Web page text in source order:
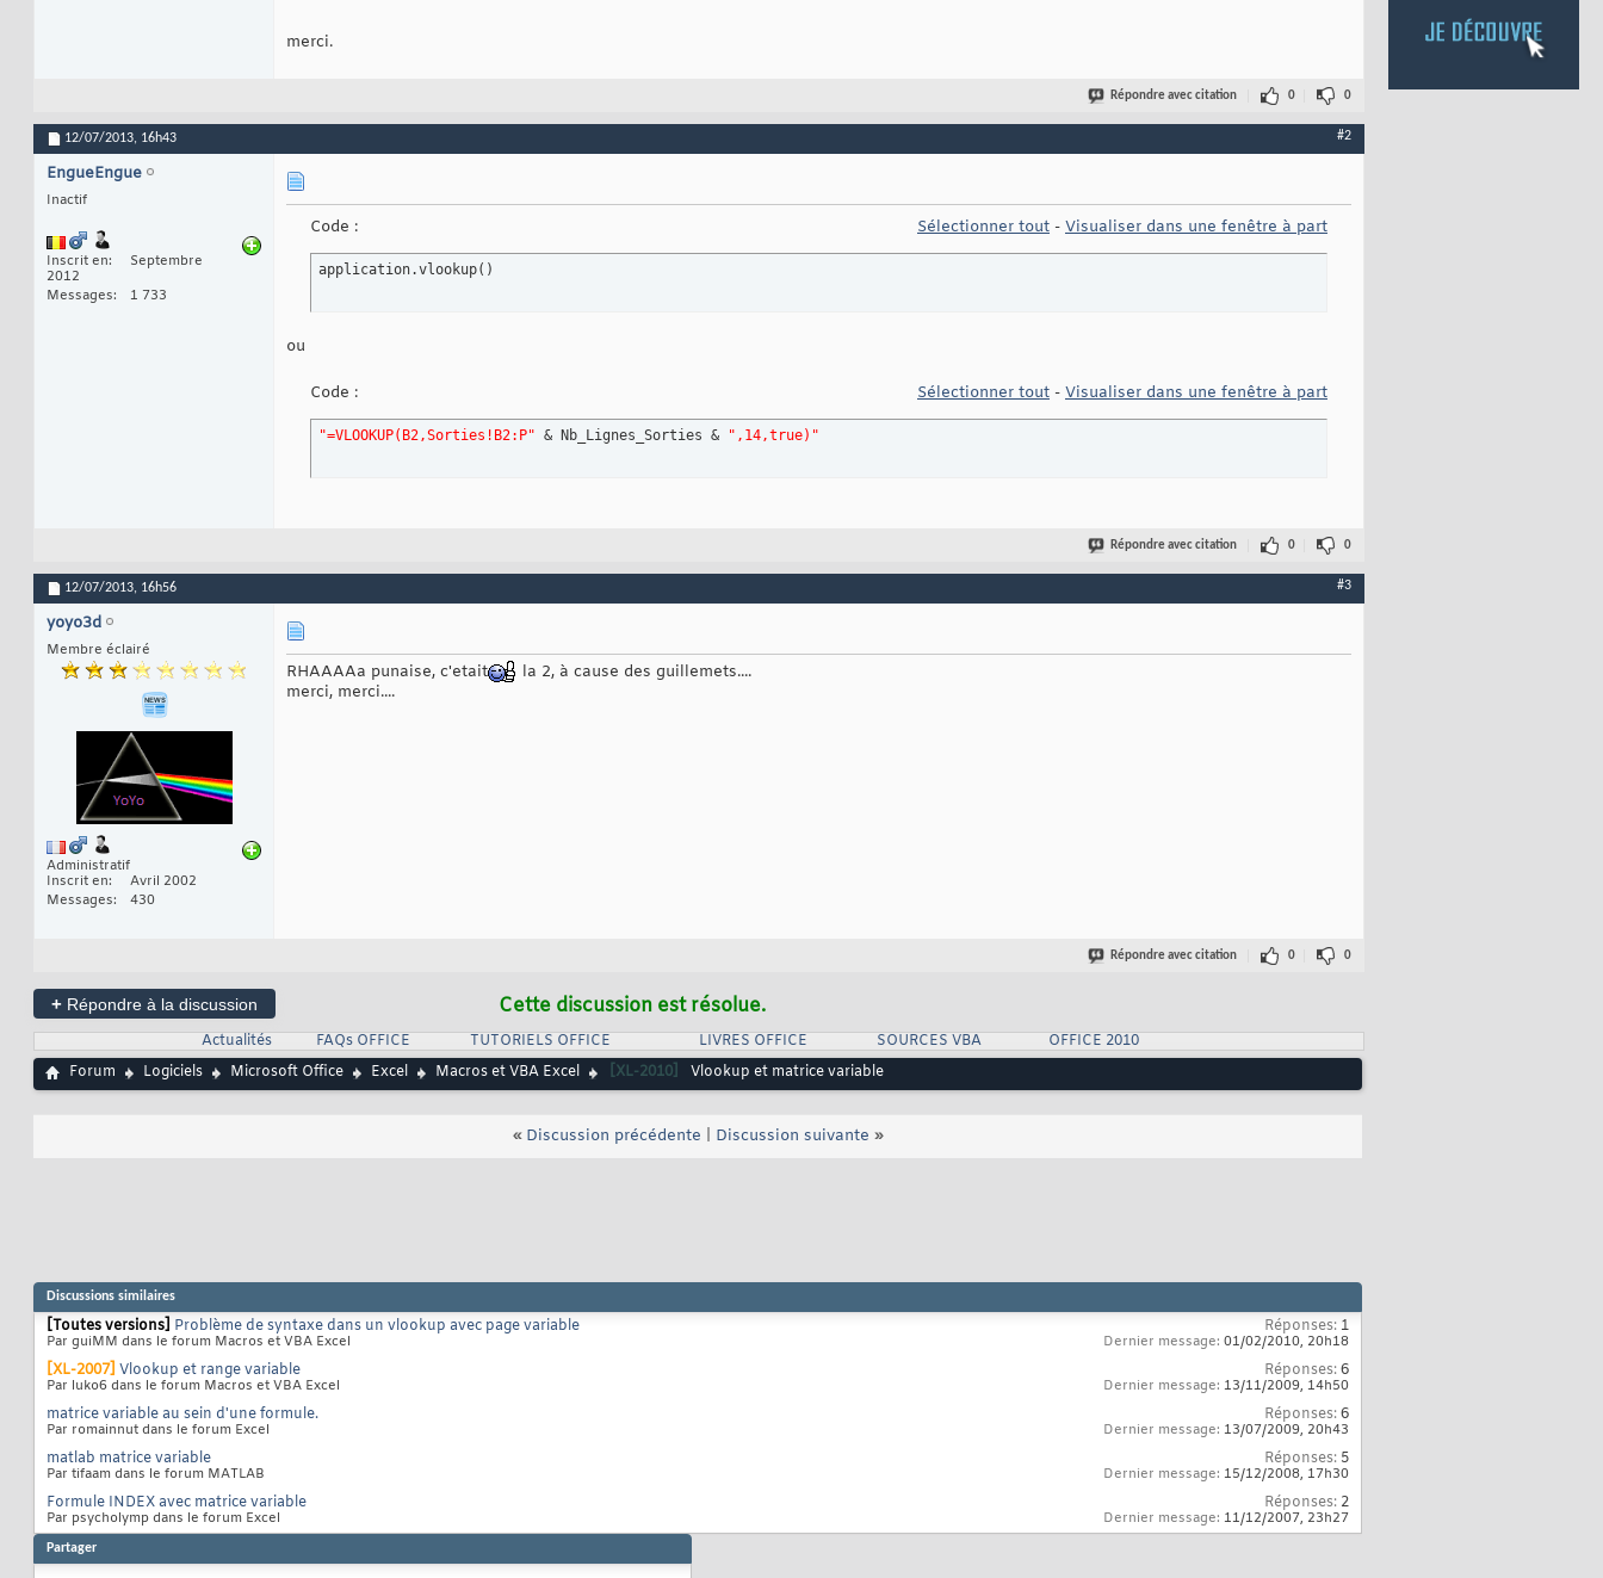
merci.
Répondre avec citation 0 0
12/07/2013, 16h43 #2
EngueEngue
Inactif
Inscrit en
Septembre
2012
Messages
1 733
Code : Sélectionner tout - Visualiser dans une fenêtre à part
application.vlookup( )
ou
Code : Sélectionner tout - Visualiser dans une fenêtre à part
"=VLOOKUP(B2,Sorties!B2:P" & Nb_Lignes_Sorties & ",14,true)"
Répondre avec citation 0 0
12/07/2013, 16h56 #3
yoyo3d
Membre éclairé
Administratif
Inscrit en
Avril 2002
Messages
430
RHAAAAa punaise, c'etait
la 2, à cause des guillemets....
merci, merci....
Répondre avec citation 0 0
+ Répondre à la discussion Cette discussion est résolue.
Actualités FAQs OFFICE TUTORIELS OFFICE LIVRES OFFICE SOURCES VBA
OFFICE 2010
Forum
Logiciels Microsoft Office Excel Macros et VBA Excel [XL-2010] Vlookup et matrice variable
« Discussion précédente Discussion suivante »
Discussions similaires
[Toutes versions] Problème de syntaxe dans un vlookup avec page variable
Par guiMM dans le forum Macros et VBA Excel
Réponses: 1
Dernier message: 01/02/2010, 20h18
[XL-2007] Vlookup et range variable
Par luko6 dans le forum Macros et VBA Excel
Réponses:6
Dernier message: 13/11/2009, 14h50
matrice variable au sein d'une formule.
Par romainnut dans le forum Excel
Réponses:6
Dernier message: 13/07/2009, 20h43
matlab matrice variable
Par tifaam dans le forum MATLAB
Réponses: 5
Dernier message: 15/12/2008, 17h30
Formule INDEX avec matrice variable
Par psycholymp dans le forum Excel
Réponses: 2
Dernier message: 11/12/2007, 23h27
Partager